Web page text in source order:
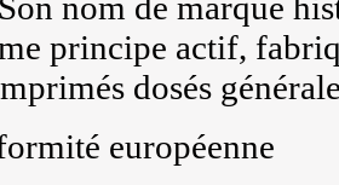
principe actif,
dosés
européenne